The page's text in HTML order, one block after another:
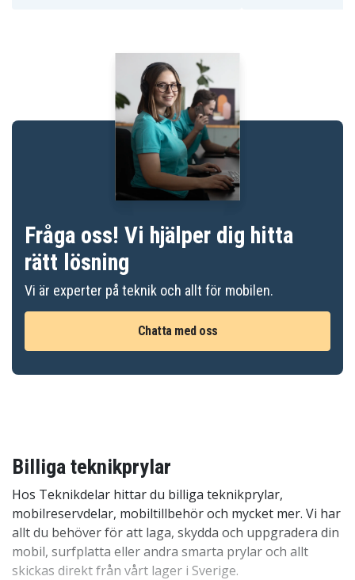
Fråga oss! Vi hjälper dig hitta
rätt lösning
Vi är experter på teknik och allt för mobilen.
Chatta med oss
Billiga teknikprylar
Hos Teknikdelar hittar du billiga teknikprylar,
mobilreservdelar, mobiltillbehör och mycket mer. Vi har
allt du behöver för att laga, skydda och uppgradera din
mobil, surfplatta eller andra smarta prylar och allt
skickas direkt från vårt lager i Sverige.